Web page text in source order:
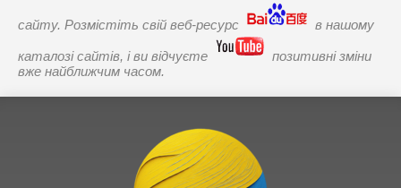
сайту. Розмістіть свій веб-ресурс в нашому
каталозі сайтів, і ви відчуєте
позитивні зміни
вже найближчим часом.